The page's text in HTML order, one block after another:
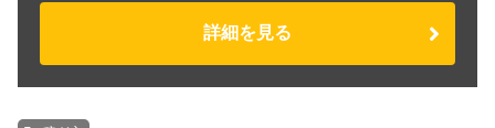
詳細を見る